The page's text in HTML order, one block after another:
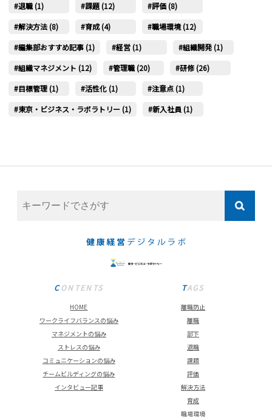
退職 (1)
課題 (12)
評価 (8)
解決方法 (8)
育成 (4)
職場環境 (12)
編集部おすすめ記事 (1)
経営 (1)
組織開発 (1)
組織マネジメント (12)
管理職 (20)
研修 (26)
目標管理 (1)
活性化 (1)
注意点 (1)
東京・ビジネス・ラボラトリー (1)
新入社員 (1)
CONTENTS
HOME
ワークライフバランスの悩み
マネジメントの悩み
ストレスの悩み
コミュニケーションの悩み
チームビルディングの悩み
インタビュー記事
TAGS
離職防止
離職
部下
退職
課題
評価
解決方法
育成
職場環境